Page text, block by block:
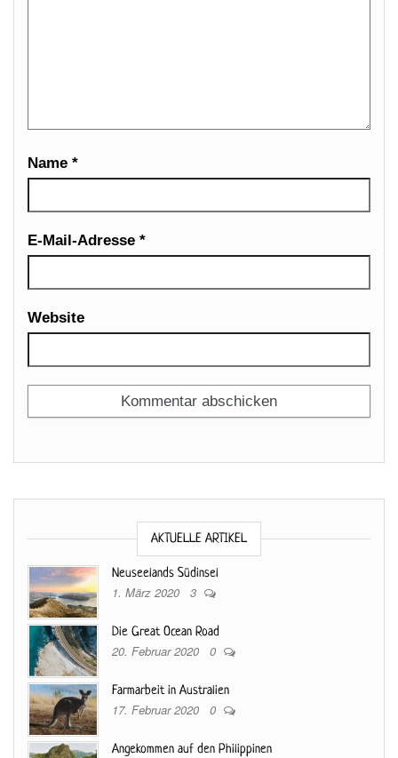
Name *
E-Mail-Adresse *
Website
AKTUELLE ARTIKEL
Neuseelands Südinsel
1. März 2020 3
Die Great Ocean Road
20. Februar 2020 0
Farmarbeit in Australien
17. Februar 2020 0
Angekommen auf den Philippinen